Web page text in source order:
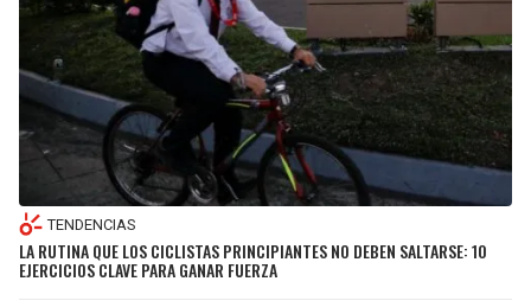
TENDENCIAS
LA RUTINA QUE LOS CICLISTAS PRINCIPIANTES NO DEBEN SALTARSE: 10
EJERCICIOS CLAVE PARA GANAR FUERZA